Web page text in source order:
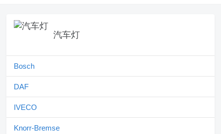
汽车灯
Bosch
DAF
IVECO
Knorr-Bremse